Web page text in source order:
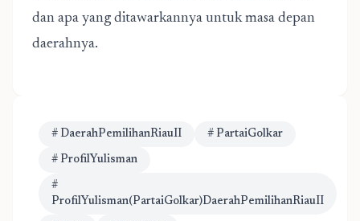
dan apa yang ditawarkannya untuk masa depan
daerahnya.
# DaerahPemilihanRiauII # PartaiGolkar
# ProfilYulisman
#
ProfilYulisman(PartaiGolkar)DaerahPemilihanRiauII